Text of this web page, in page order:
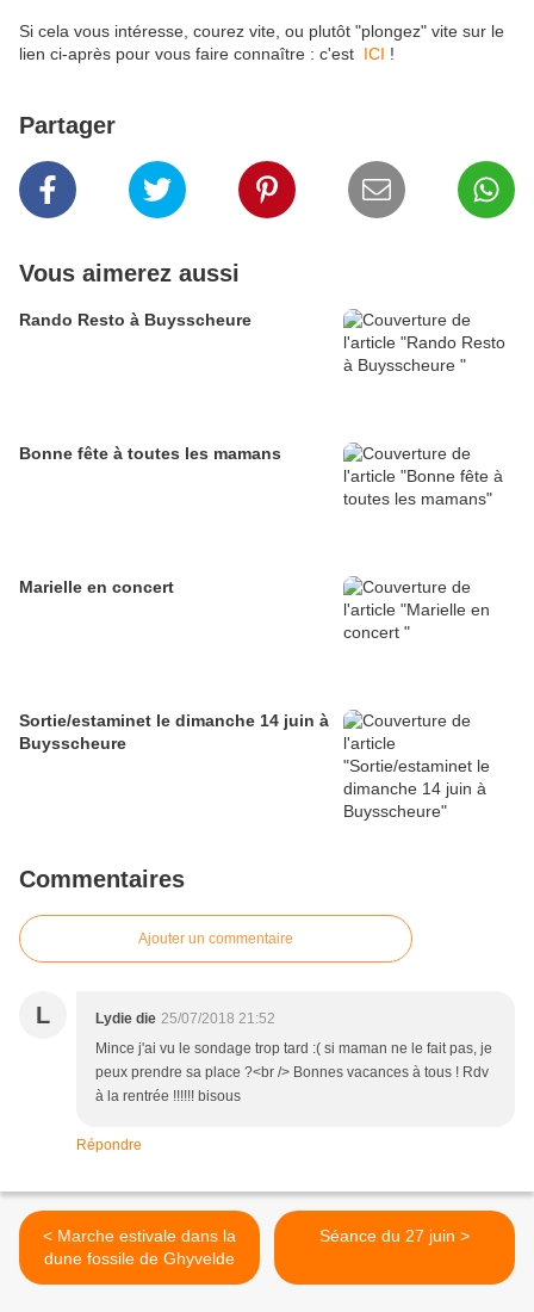
Si cela vous intéresse, courez vite, ou plutôt "plongez" vite sur le
lien ci-après pour vous faire connaître : c'est ICI !
Partager
Vous aimerez aussi
Rando Resto à Buysscheure
Bonne fête à toutes les mamans
Marielle en concert
Sortie/estaminet le dimanche 14 juin à
Buysscheure
Commentaires
Ajouter un commentaire
L Lydie die 25/07/2018 21:52
Mince j'ai vu le sondage trop tard :( si maman ne le fait pas, je
peux prendre sa place ?<br /> Bonnes vacances à tous ! Rdv
à la rentrée !!!!!! bisous
Répondre
< Marche estivale dans la
dune fossile de Ghyvelde
Séance du 27 juin >